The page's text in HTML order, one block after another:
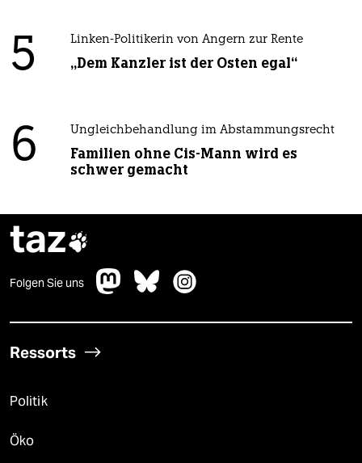
5 Linken-Politikerin von Angern zur Rente
„Dem Kanzler ist der Osten egal“
6 Ungleichbehandlung im Abstammungsrecht
Familien ohne Cis-Mann wird es
schwer gemacht
taz
Folgen Sie uns
Ressorts
Politik
Öko